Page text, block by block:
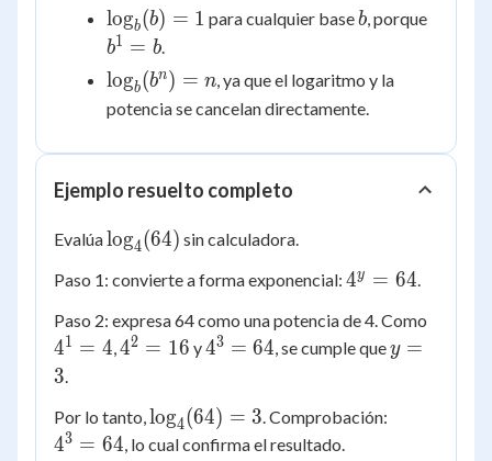
\log_b(b)
= 1
logb(b) = 1 para cualquier baseb
b, porque
b1 = b.
\log_b(b^n)
= n
logb(bn ) = n, ya que el logaritmo y la
potencia se cancelan directamente.
Ejemplo resuelto completo
Evalúa\log_4(64)
log4(64) sin calculadora.
Paso 1: convierte a forma exponencial: 4^y
64
4y = 64.
Paso 2: expresa 64 como una potencia de 4. Como
41 = 4,4^2
42 = 16 y4^3
43 = 64, se cumple quey
y =
3.
Por lo tanto,\log_4(64)
= 3
log4(64) = 3. Comprobación:
43 = 64, lo cual confirma el resultado.